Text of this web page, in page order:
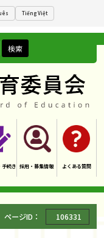
Tiếng Việt
検索
手続き 採用・募集情報 よくある質問
ページID： 106331